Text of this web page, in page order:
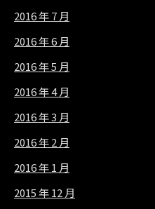
2016 年 7 月
2016 年 6 月
2016 年 5 月
2016 年 4 月
2016 年 3 月
2016 年 2 月
2016 年 1 月
2015 年 12 月